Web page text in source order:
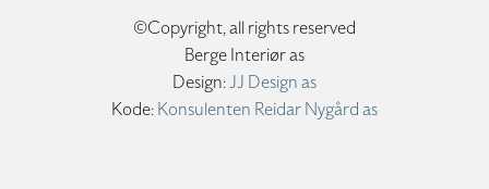
©Copyright, all rights reserved
Berge Interiør as
Design:JJ Design as
Kode:Konsulenten Reidar Nygård as